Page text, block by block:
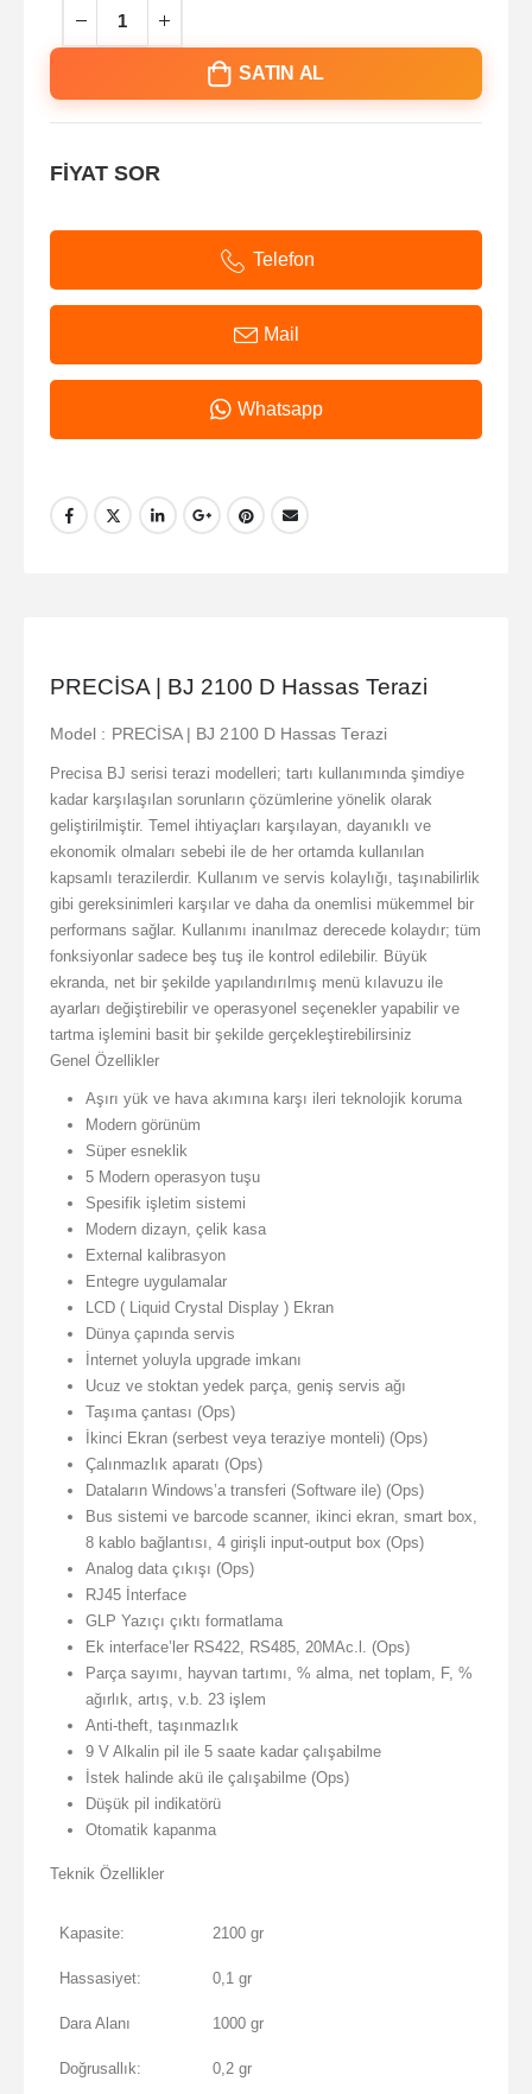
SATIN AL
FİYAT SOR
Telefon
Mail
Whatsapp
PRECİSA | BJ 2100 D Hassas Terazi
Model : PRECİSA | BJ 2100 D Hassas Terazi
Precisa BJ serisi terazi modelleri; tartı kullanımında şimdiye
kadar karşılaşılan sorunların çözümlerine yönelik olarak
geliştirilmiştir. Temel ihtiyaçları karşılayan, dayanıklı ve
ekonomik olmaları sebebi ile de her ortamda kullanılan
kapsamlı terazilerdir. Kullanım ve servis kolaylığı, taşınabilirlik
gibi gereksinimleri karşılar ve daha da onemlisi mükemmel bir
performans sağlar. Kullanımı inanılmaz derecede kolaydır; tüm
fonksiyonlar sadece beş tuş ile kontrol edilebilir. Büyük
ekranda, net bir şekilde yapılandırılmış menü kılavuzu ile
ayarları değiştirebilir ve operasyonel seçenekler yapabilir ve
tartma işlemini basit bir şekilde gerçekleştirebilirsiniz
Genel Özellikler
Aşırı yük ve hava akımına karşı ileri teknolojik koruma
Modern görünüm
Süper esneklik
5 Modern operasyon tuşu
Spesifik işletim sistemi
Modern dizayn, çelik kasa
External kalibrasyon
Entegre uygulamalar
LCD ( Liquid Crystal Display ) Ekran
Dünya çapında servis
İnternet yoluyla upgrade imkanı
Ucuz ve stoktan yedek parça, geniş servis ağı
Taşıma çantası (Ops)
İkinci Ekran (serbest veya teraziye monteli) (Ops)
Çalınmazlık aparatı (Ops)
Dataların Windows’a transferi (Software ile) (Ops)
Bus sistemi ve barcode scanner, ikinci ekran, smart box,
8 kablo bağlantısı, 4 girişli input-output box (Ops)
Analog data çıkışı (Ops)
RJ45 İnterface
GLP Yazıçı çıktı formatlama
Ek interface’ler RS422, RS485, 20MAc.l. (Ops)
Parça sayımı, hayvan tartımı, % alma, net toplam, F, %
ağırlık, artış, v.b. 23 işlem
Anti-theft, taşınmazlık
9 V Alkalin pil ile 5 saate kadar çalışabilme
İstek halinde akü ile çalışabilme (Ops)
Düşük pil indikatörü
Otomatik kapanma
Teknik Özellikler
Kapasite: 2100 gr
Hassasiyet: 0,1 gr
Dara Alanı 1000 gr
Doğrusallık: 0,2 gr